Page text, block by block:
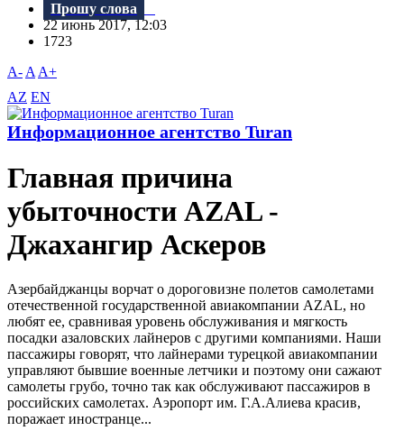
Прошу слова
22 июнь 2017, 12:03
1723
A- A A+
AZ EN
Информационное агентство Turan
Главная причина
убыточности AZAL -
Джахангир Аскеров
Азербайджанцы ворчат о дороговизне полетов самолетами
отечественной государственной авиакомпании AZAL, но
любят ее, сравнивая уровень обслуживания и мягкость
посадки азаловских лайнеров с другими компаниями. Наши
пассажиры говорят, что лайнерами турецкой авиакомпании
управляют бывшие военные летчики и поэтому они сажают
самолеты грубо, точно так как обслуживают пассажиров в
российских самолетах. Аэропорт им. Г.А.Алиева красив,
поражает иностранце...